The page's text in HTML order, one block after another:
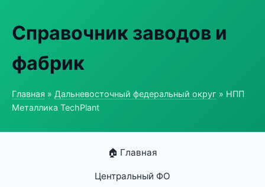
Справочник заводов и
фабрик
Главная » Дальневосточный федеральный округ » НПП
Металлика TechPlant
🏠 Главная
Центральный ФО